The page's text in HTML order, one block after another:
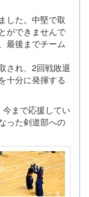
した。中堅で取
ができませんで
最後までチーム
され、2回戦敗退
十分に発揮する
まで応援してい
った剣道部への